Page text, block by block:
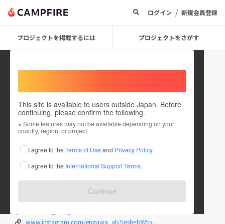
ログイン / 新規会員登録
プロジェクトを掲載するには プロジェクトをさがす
This site is available to users outside Japan. Before
continuing, please confirm the following.
※ Some features may not be available depending on your
country, region, or project.
I agree to the Terms of Use and Privacy Policy.
I agree to the International Support Terms.
Continue
兼松 明日佳
これまでに1件のプロジェクトを投稿しています
在住国：日本 現在地：千葉県
出身国：日本 出身地：岐阜県
www.instagram.com/engawa_ab?igsh=bWtp...